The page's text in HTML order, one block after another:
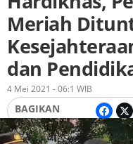
Meriah
dan
OlehRedaksi
4 Mei 2021 - 06:1 WIB
BAGIKAN